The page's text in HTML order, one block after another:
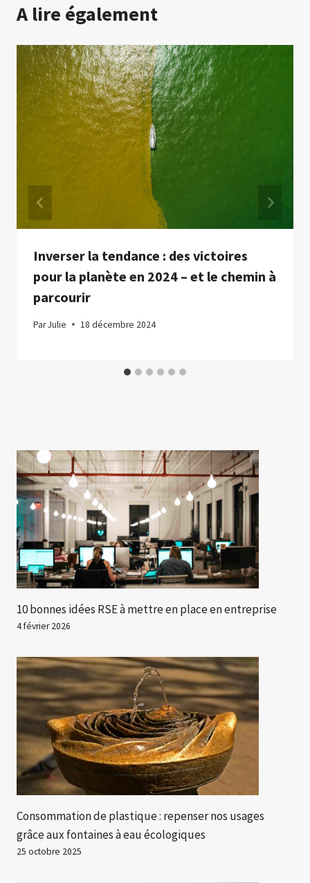
A lire également
Inverser la tendance : des victoires
pour la planète en 2024 – et le chemin à
parcourir
ParJulie 18 décembre 2024
10 bonnes idées RSE à mettre en place en entreprise
4 février 2026
Consommation de plastique : repenser nos usages
grâce aux fontaines à eau écologiques
25 octobre 2025